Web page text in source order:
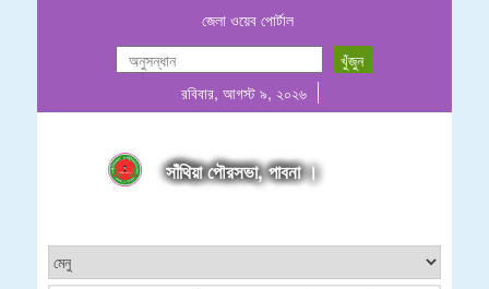
জেলা ওয়েব পোর্টাল
রবিবার, আগস্ট ৯, ২০২৬
সাঁথিয়া পৌরসভা, পাবনা ।